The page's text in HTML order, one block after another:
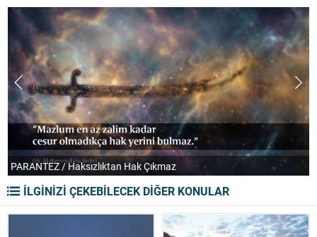
PARANTEZ / Haksızlıktan Hak Çıkmaz
İLGİNİZİ ÇEKEBİLECEK DİĞER KONULAR